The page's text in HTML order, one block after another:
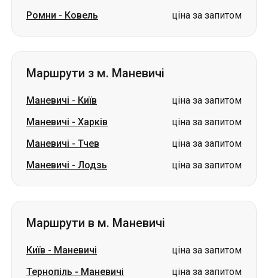
Ромни - Ковель ціна за запитом
Маршрути з м. Маневичі
Маневичі - Київ
ціна за запитом
Маневичі - Харків
ціна за запитом
Маневичі - Тчев
ціна за запитом
Маневичі - Лодзь ціна за запитом
Маршрути в м. Маневичі
Київ - Маневичі
ціна за запитом
Тернопіль - Маневичі
ціна за запитом